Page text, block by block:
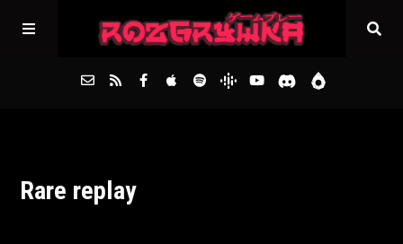
Archiwum
Rare replay